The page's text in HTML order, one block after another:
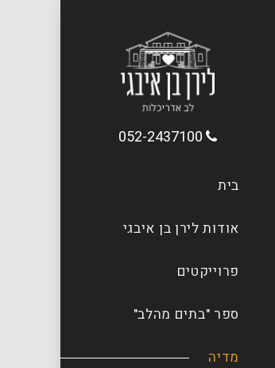
בית
אודות לירן בן איבגי
פרוייקטים
ספר "בתים מהלב"
מדיה